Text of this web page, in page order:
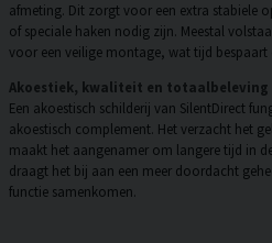
afmeting. Dit zorgt voor een extra stabiele
of speciale haken nodig zijn. Meestal
voor een veilige montage, wat tijd
Akoestiek, kwaliteit en totaalbeleving
Een akoestisch schilderij van SilentDirect
akoestisch complement. Het verzacht het
maakt het aangenamer om langere tijd in
draagt het bij aan een meer doordacht
functie samenkomen.